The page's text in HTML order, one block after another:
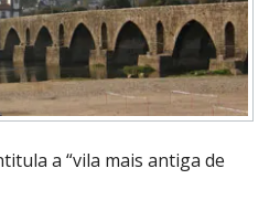
a “vila mais antiga de